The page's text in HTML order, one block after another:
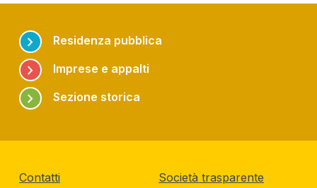
chevron_right Residenza pubblica
chevron_right Imprese e appalti
chevron_right Sezione storica
Contatti Società trasparente